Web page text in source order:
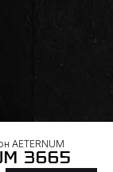
AETERNUM
3665